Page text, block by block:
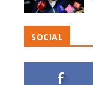
SOCIAL